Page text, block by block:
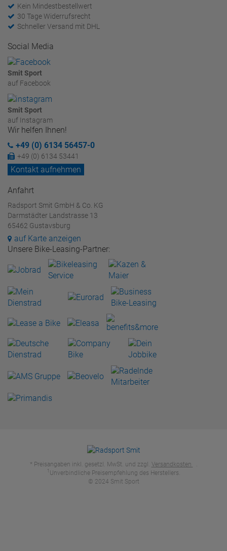
Kein Mindestbestellwert
30 Tage Widerrufsrecht
Schneller Versand mit DHL
Social Media
Smit Sport
auf Facebook
Smit Sport
auf Instagram
Wir helfen Ihnen!
+49 (0) 6134 56457-0
+49 (0) 6134 53441
Kontakt aufnehmen
Anfahrt
Radsport Smit GmbH & Co. KG
Darmstädter Landstrasse 13
65462 Gustavsburg
auf Karte anzeigen
Unsere Bike-Leasing-Partner:
* Preisangaben inkl. gesetzl. MwSt. und zzgl. Versandkosten .
1 Unverbindliche Preisempfehlung des Herstellers.
© 2024 Smit Sport